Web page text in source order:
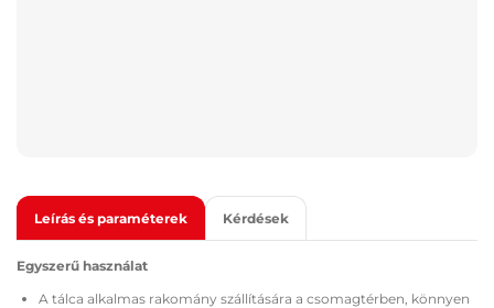
Leírás és paraméterek Kérdések
Egyszerű használat
A tálca alkalmas rakomány szállítására a csomagtérben, könnyen